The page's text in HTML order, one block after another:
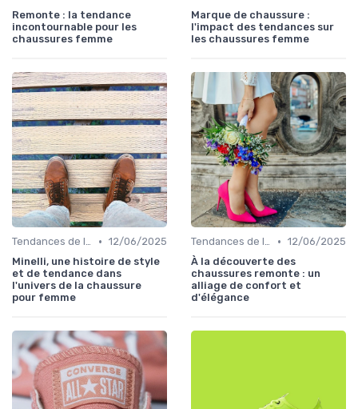
Remonte : la tendance
incontournable pour les
chaussures femme
Marque de chaussure :
l'impact des tendances sur
les chaussures femme
Tendances de la Mode • 12/06/2025
Minelli, une histoire de style
et de tendance dans
l'univers de la chaussure
pour femme
Tendances de la Mode • 12/06/2025
À la découverte des
chaussures remonte : un
alliage de confort et
d'élégance